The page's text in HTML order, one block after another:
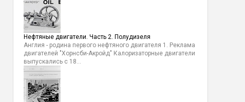
Нефтяные двигатели. Часть 2. Полудизеля
Англия - родина первого нефтяного двигателя 1. Реклама
двигателей "Хорнсби-Акройд" Калоризаторные двигатели
выпускались с 18...